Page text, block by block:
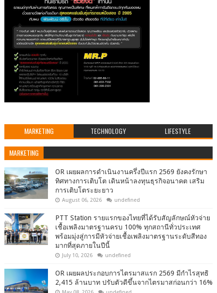
MARKETING TECHNOLOGY LIFESTYLE
MARKETING
OR เผยผลการดำเนินงานครึ่งปีแรก 2569 ยังคงรักษา
ทิศทางการเติบโต เดินหน้าลงทุนธุรกิจอนาคต เสริม
การเติบโตระยะยาว
August 06, 2026 undefined
PTT Station รายแรกของไทยที่ได้รับสัญลักษณ์หัวจ่าย
เชื้อเพลิงมาตรฐานครบ 100% ทุกสถานีทั่วประเทศ
พร้อมมุ่งสู่การมีหัวจ่ายเชื้อเพลิงมาตรฐานระดับสีทอง
มากที่สุดภายในปีนี้
July 10, 2026 undefined
OR เผยผลประกอบการไตรมาสแรก 2569 มีกำไรสุทธิ
2,415 ล้านบาท ปรับตัวดีขึ้นจากไตรมาสก่อนกว่า 16%